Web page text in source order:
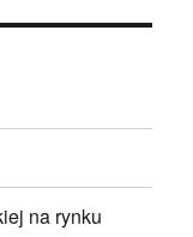
na rynku